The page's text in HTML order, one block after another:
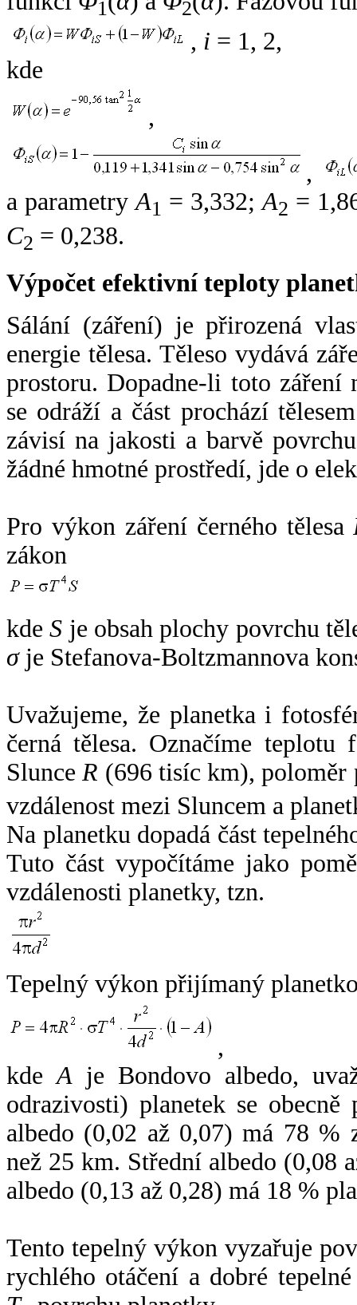
1 2
, i = 1, 2,
kde
,
,
a parametryA1 = 3,332;A2 =
C2 = 0,238.
Výpočet efektivní teploty
Sálání (záření) je přirozená
energie tělesa. Těleso vydává
prostoru. Dopadne-li toto záření
se odráží a část prochází
závisí na jakosti a barvě
žádné hmotné prostředí, jde o
Pro výkon záření černého tělesa
zákon
kdeS je obsah plochy povrchu
σje Stefanova-Boltzmannova
Uvažujeme, že planetka i
černá tělesa. Označíme
SlunceR (696 tisíc km),
vzdálenost mezi Sluncem a
Na planetku dopadá část
Tuto část vypočítáme jako
vzdálenosti planetky, tzn.
Tepelný výkon přijímaný
,
kdeA je Bondovo albedo,
odrazivosti) planetek se
albedo (0,02 až 0,07) má 78 %
než 25 km. Střední albedo (0,08
albedo (0,13 až 0,28) má 18 %
Tento tepelný výkon vyzařuje
rychlého otáčení a dobré